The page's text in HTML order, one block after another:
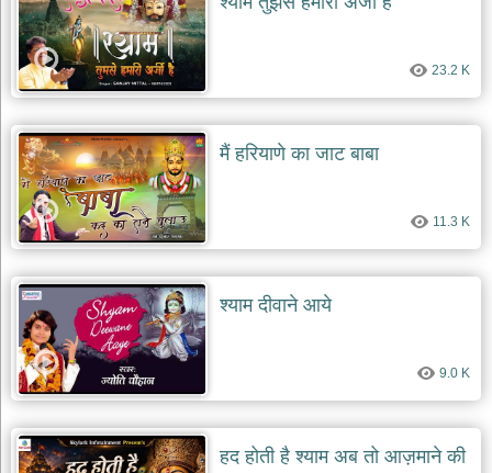
23.2 K
मैं हरियाणे का जाट बाबा
11.3 K
श्याम दीवाने आये
9.0 K
हद होती है श्याम अब तो आज़माने की